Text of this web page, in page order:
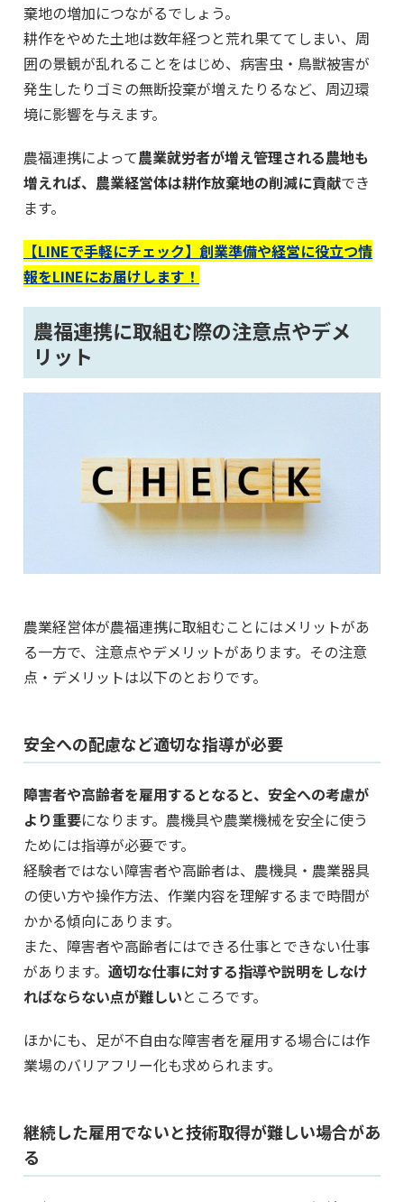
棄地の増加につながるでしょう。
耕作をやめた土地は数年経つと荒れ果ててしまい、周
囲の景観が乱れることをはじめ、病害虫・鳥獣被害が
発生したりゴミの無断投棄が増えたりるなど、周辺環
境に影響を与えます。
農福連携によって農業就労者が増え管理される農地も
増えれば、農業経営体は耕作放棄地の削減に貢献でき
ます。
【LINEで手軽にチェック】創業準備や経営に役立つ情
報をLINEにお届けします！
農福連携に取組む際の注意点やデメ
リット
農業経営体が農福連携に取組むことにはメリットがあ
る一方で、注意点やデメリットがあります。その注意
点・デメリットは以下のとおりです。
安全への配慮など適切な指導が必要
障害者や高齢者を雇用するとなると、安全への考慮が
より重要になります。農機具や農業機械を安全に使う
ためには指導が必要です。
経験者ではない障害者や高齢者は、農機具・農業器具
の使い方や操作方法、作業内容を理解するまで時間が
かかる傾向にあります。
また、障害者や高齢者にはできる仕事とできない仕事
があります。 適切な仕事に対する指導や説明をしなけ
ればならない点が難しいところです。
ほかにも、足が不自由な障害者を雇用する場合には作
業場のバリアフリー化も求められます。
継続した雇用でないと技術取得が難しい場合があ
る